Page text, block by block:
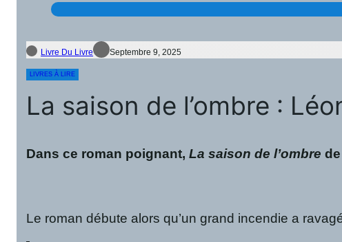
Livre Du Livre Septembre 9, 2025
LIVRES À LIRE
La saison de l’ombre :
Dans ce roman poignant,La saison de l’ombre
Le roman débute alors qu’un grand incendie a